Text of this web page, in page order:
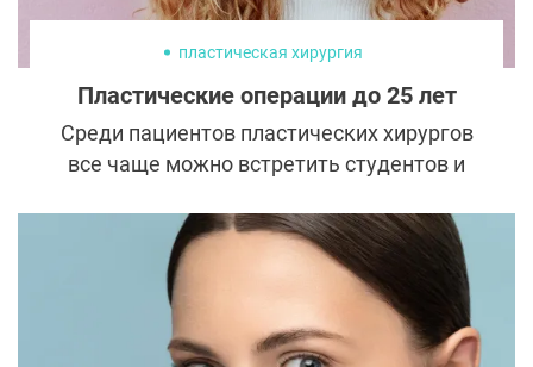
пластическая хирургия
Пластические операции до 25 лет
Среди пациентов пластических хирургов
все чаще можно встретить студентов и
их количество составляет не менее 26% от
общей массы. Они не хотят ждать милости
от природы и готовы прямо сейчас
исправлять все, что считают нужным.
Пластика молодеет, и это — устойчивая